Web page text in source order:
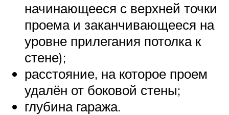
начинающееся с верхней точки
проема и заканчивающееся на
уровне прилегания потолка к
стене);
расстояние, на которое проем
удалён от боковой стены;
глубина гаража.